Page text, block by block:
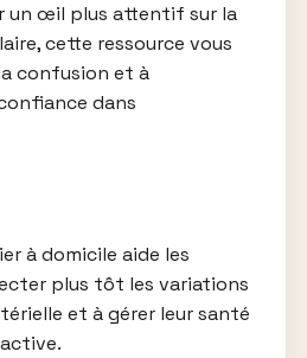
un œil plus attentif sur la
cette ressource vous
confusion et à
dans
à domicile aide les
plus tôt les variations
et à gérer leur santé